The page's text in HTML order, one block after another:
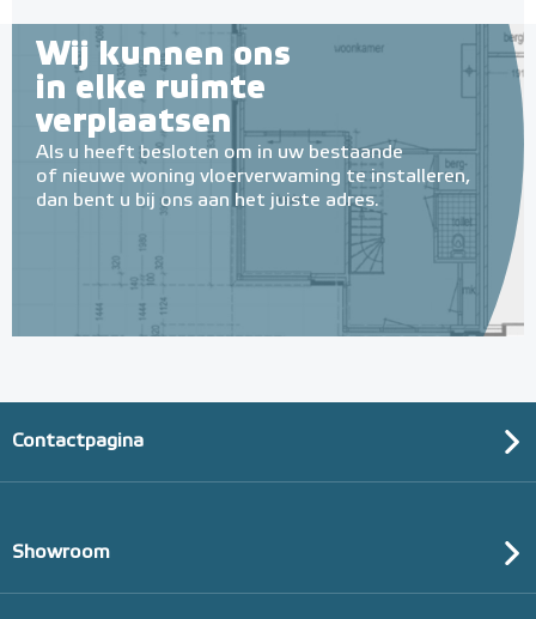
Wij kunnen ons
in elke ruimte
verplaatsen
Als u heeft besloten om in uw bestaande
of nieuwe woning vloerverwaming te installeren,
dan bent u bij ons aan het juiste adres.
Contactpagina
Showroom